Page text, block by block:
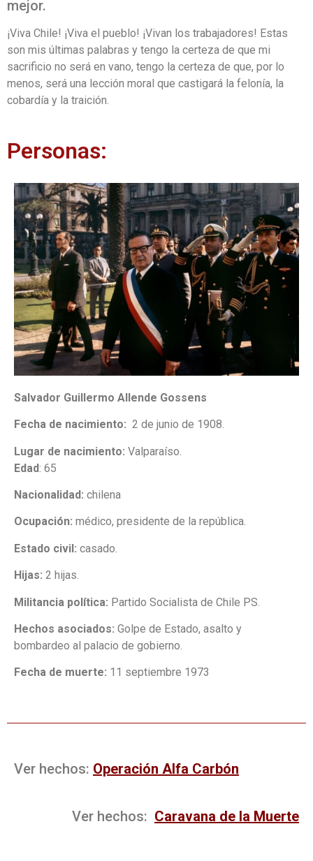
mejor.
¡Viva Chile! ¡Viva el pueblo! ¡Vivan los trabajadores! Estas
son mis últimas palabras y tengo la certeza de que mi
sacrificio no será en vano, tengo la certeza de que, por lo
menos, será una lección moral que castigará la felonía, la
cobardía y la traición.
Personas:
Salvador Guillermo Allende Gossens
Fecha de nacimiento: 2 de junio de 1908.
Lugar de nacimiento: Valparaíso.
Edad: 65
Nacionalidad: chilena
Ocupación: médico, presidente de la república.
Estado civil: casado.
Hijas: 2 hijas.
Militancia política: Partido Socialista de Chile PS.
Hechos asociados: Golpe de Estado, asalto y
bombardeo al palacio de gobierno.
Fecha de muerte: 11 septiembre 1973
Ver hechos: Operación Alfa Carbón
Ver hechos: Caravana de la Muerte